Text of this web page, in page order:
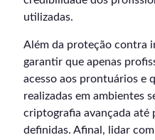
utilizadas.
Além da proteção contra
garantir que apenas
acesso aos prontuários e
realizadas em ambientes
criptografia avançada até
definidas. Afinal, lidar